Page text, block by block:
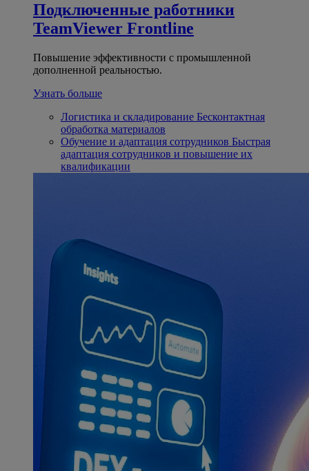
Подключенные работники
TeamViewer Frontline
Повышение эффективности с промышленной
дополненной реальностью.
Узнать больше
Логистика и складирование Бесконтактная
обработка материалов
Обучение и адаптация сотрудников Быстрая
адаптация сотрудников и повышение их
квалификации